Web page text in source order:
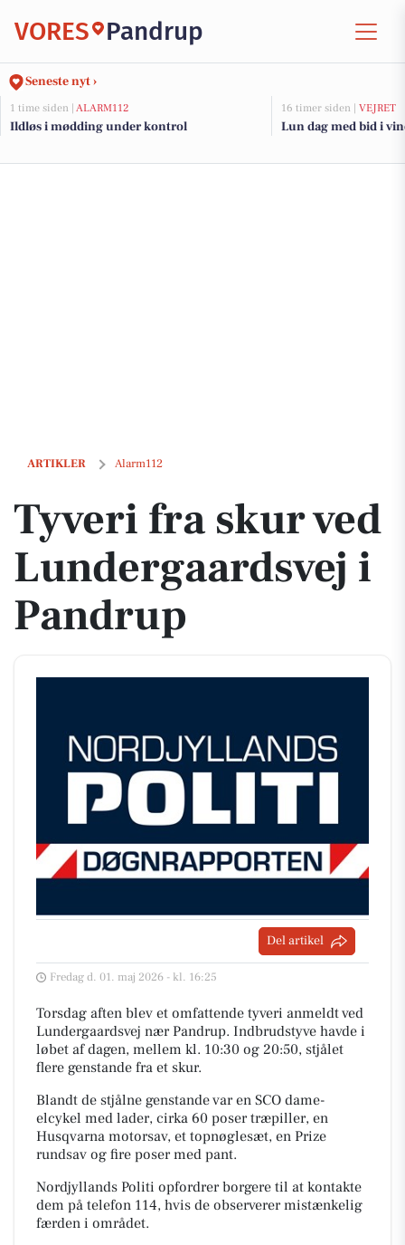
VORES Pandrup
Seneste nyt ›
1 time siden | ALARM112
Ildløs i mødding under kontrol
16 timer siden | VEJRET
Lun dag med bid i
ARTIKLER Alarm112
Tyveri fra skur ved Lundergaardsvej i Pandrup
Tyveri fra skur ved
Lundergaardsvej i
Pandrup
Del artikel
Fredag d. 01. maj 2026 - kl. 16:25
Torsdag aften blev et omfattende tyveri anmeldt ved
Lundergaardsvej nær Pandrup. Indbrudstyve havde i
løbet af dagen, mellem kl. 10:30 og 20:50, stjålet
flere genstande fra et skur.
Blandt de stjålne genstande var en SCO dame-
elcykel med lader, cirka 60 poser træpiller, en
Husqvarna motorsav, et topnøglesæt, en Prize
rundsav og fire poser med pant.
Nordjyllands Politi opfordrer borgere til at kontakte
dem på telefon 114, hvis de observerer mistænkelig
færden i området.